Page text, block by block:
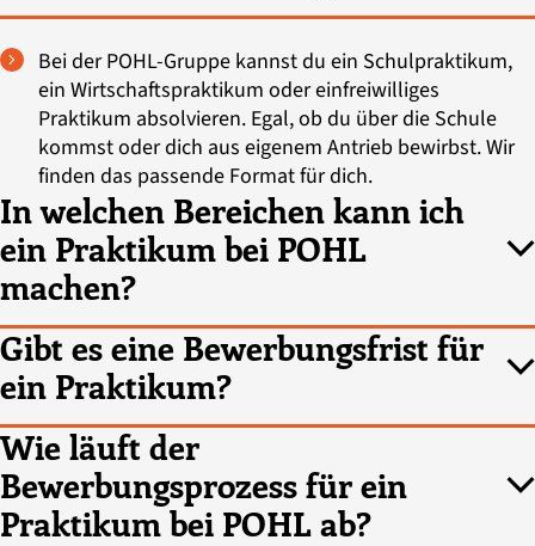
Bei der POHL-Gruppe kannst du ein Schulpraktikum,
ein Wirtschaftspraktikum oder einfreiwilliges
Praktikum absolvieren. Egal, ob du über die Schule
kommst oder dich aus eigenem Antrieb bewirbst. Wir
finden das passende Format für dich.
In welchen Bereichen kann ich
ein Praktikum bei POHL
machen?
Gibt es eine Bewerbungsfrist für
ein Praktikum?
Wie läuft der
Bewerbungsprozess für ein
Praktikum bei POHL ab?